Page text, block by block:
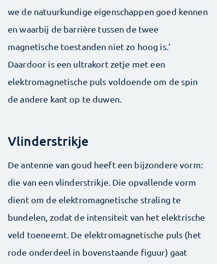
we de natuurkundige eigenschappen goed kennen
en waarbij de barrière tussen de twee
magnetische toestanden niet zo hoog is.’
Daardoor is een ultrakort zetje met een
elektromagnetische puls voldoende om de spin
de andere kant op te duwen.
Vlinderstrikje
De antenne van goud heeft een bijzondere vorm:
die van een vlinderstrikje. Die opvallende vorm
dient om de elektromagnetische straling te
bundelen, zodat de intensiteit van het elektrische
veld toeneemt. De elektromagnetische puls (het
rode onderdeel in bovenstaande figuur) gaat